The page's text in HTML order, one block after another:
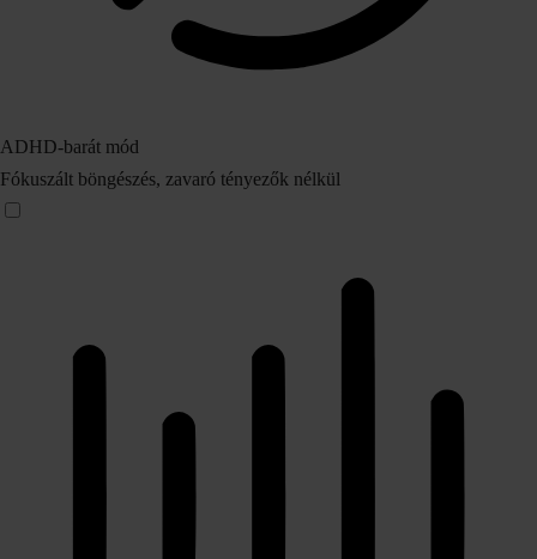
ADHD‑barát mód
Fókuszált böngészés, zavaró tényezők nélkül